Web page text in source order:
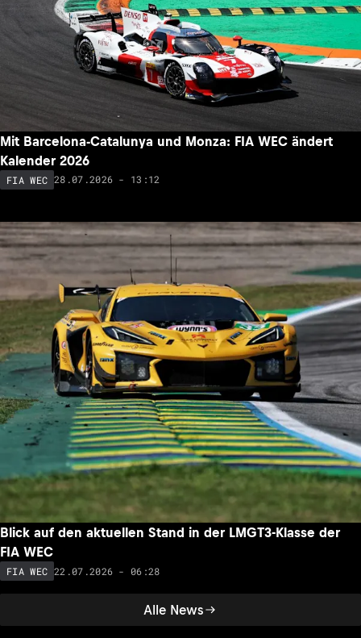
Alle News
Mit Barcelona-Catalunya und Monza: FIA WEC ändert
Kalender 2026
FIA WEC 28.07.2026 - 13:12
Blick auf den aktuellen Stand in der LMGT3-Klasse der
FIA WEC
FIA WEC 22.07.2026 - 06:28